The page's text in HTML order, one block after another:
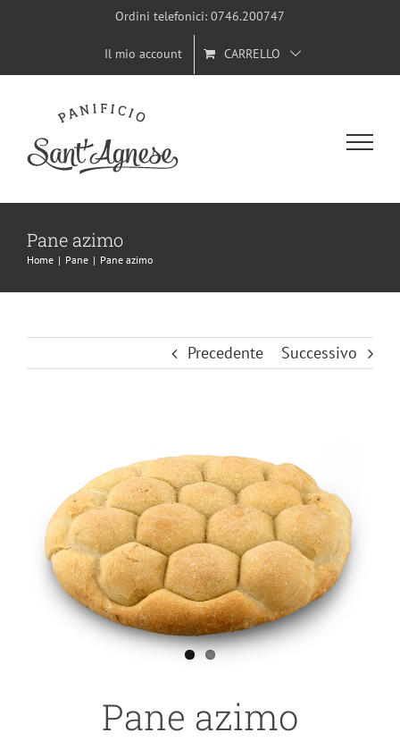
Ordini telefonici: 0746.200747
Il mio account CARRELLO
Pane azimo
Home | Pane | Pane azimo
Precedente Successivo
Pane azimo